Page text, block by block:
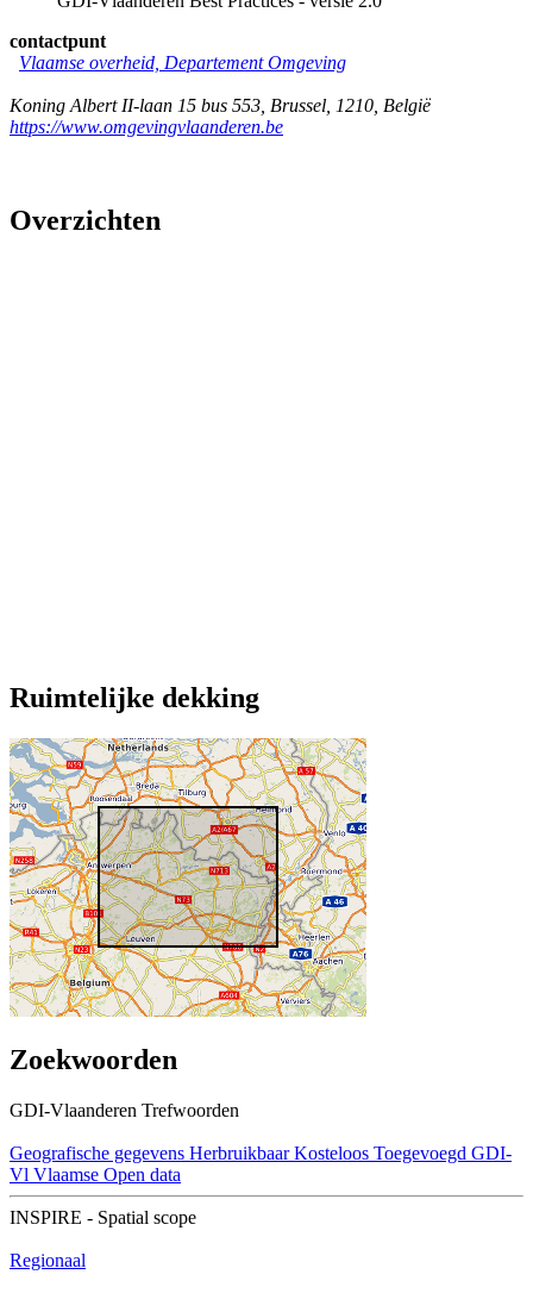
contactpunt
Vlaamse overheid, Departement Omgeving
Koning Albert II-laan 15 bus 553 Brussel 1210 België
https://www.omgevingvlaanderen.be
Overzichten
Ruimtelijke dekking
Zoekwoorden
GDI-Vlaanderen Trefwoorden
Geografische gegevens Herbruikbaar Kosteloos Toegevoegd GDI-
Vl Vlaamse Open data
INSPIRE - Spatial scope
Regionaal